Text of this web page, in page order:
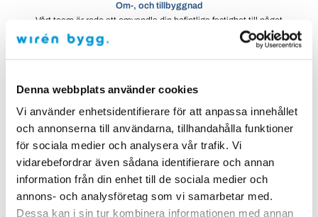
Denna webbplats använder cookies
Vi använder enhetsidentifierare för att anpassa innehållet
och annonserna till användarna, tillhandahålla funktioner
för sociala medier och analysera vår trafik. Vi
vidarebefordrar även sådana identifierare och annan
information från din enhet till de sociala medier och
annons- och analysföretag som vi samarbetar med.
Dessa kan i sin tur kombinera informationen med annan
Om-, och tillbyggnad
Vårt team är redo att omvandla din befintliga fastighet till något
större och bättre. Oavsett om du drömmer om en rymligare
bostad, en modern arbetsplats eller en kreativ utbyggnad.
Takbyten
Låt oss höja taket på din fastighet! Med vår erfarenhet och expertis
skapar vi inte bara ett tryggt och hållbart takskydd, utan förvandlar
även din fastighets estetik.